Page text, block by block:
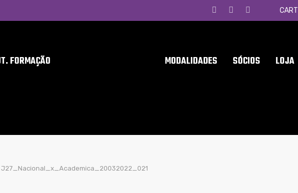
CART
FORMAÇÃO MODALIDADES SÓCIOS LOJA
J27_Nacional_x_Academica_20032022_021